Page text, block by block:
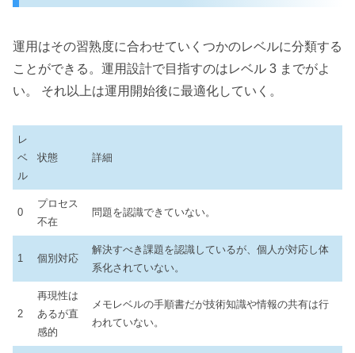
運用はその習熟度に合わせていくつかのレベルに分類する
ことができる。運用設計で目指すのはレベル 3 までがよ
い。 それ以上は運用開始後に最適化していく。
レ
ベ
ル
状態 詳細
0
プロセス
不在
問題を認識できていない。
1 個別対応
解決すべき課題を認識しているが、個人が対応し体
系化されていない。
2
再現性は
あるが直
感的
メモレベルの手順書だが技術知識や情報の共有は行
われていない。